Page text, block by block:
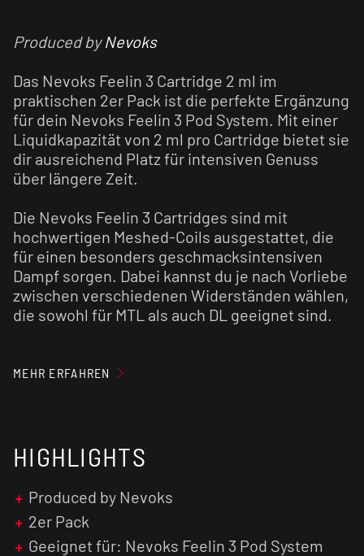
Produced byNevoks
Das Nevoks Feelin 3 Cartridge 2 ml im
praktischen 2er Pack ist die perfekte Ergänzung
für dein Nevoks Feelin 3 Pod System. Mit einer
Liquidkapazität von 2 ml pro Cartridge bietet sie
dir ausreichend Platz für intensiven Genuss
über längere Zeit.
Die Nevoks Feelin 3 Cartridges sind mit
hochwertigen Meshed-Coils ausgestattet, die
für einen besonders geschmacksintensiven
Dampf sorgen. Dabei kannst du je nach Vorliebe
zwischen verschiedenen Widerständen wählen,
die sowohl für MTL als auch DL geeignet sind.
Cartridges für bis zu 60 ml
Die Cartridges sind in folgenden Varianten
erhältlich:
0,4 Ohm = 25 - 35 Watt
MEHR ERFAHREN
HIGHLIGHTS
Produced by Nevoks
2er Pack
Geeignet für: Nevoks Feelin 3 Pod System